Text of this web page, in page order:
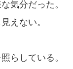
気分だった。
えない。
らしている。